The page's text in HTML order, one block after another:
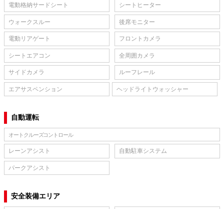
電動格納サードシート シートヒーター
ウォークスルー 後席モニター
電動リアゲート フロントカメラ
シートエアコン 全周囲カメラ
サイドカメラ ルーフレール
エアサスペンション ヘッドライトウォッシャー
自動運転
オートクルーズコントロール
レーンアシスト 自動駐車システム
パークアシスト
安全装備エリア